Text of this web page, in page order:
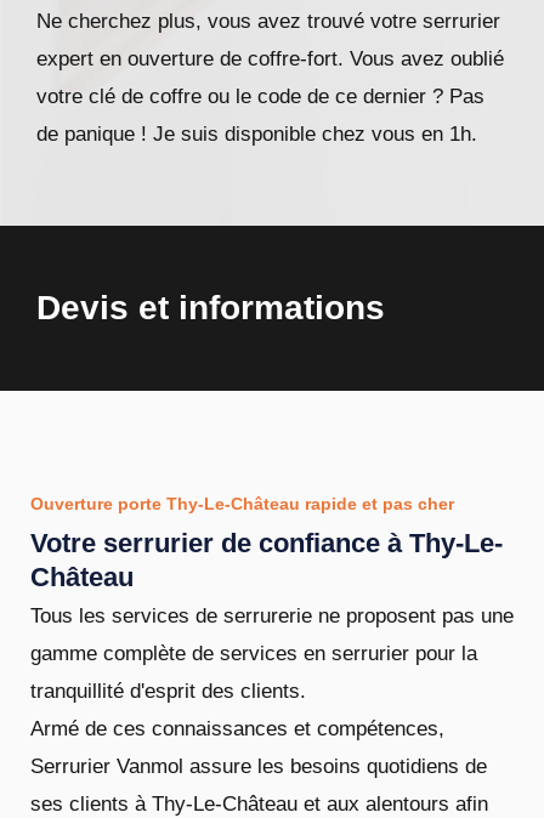
Ne cherchez plus, vous avez trouvé votre serrurier
expert en ouverture de coffre-fort. Vous avez oublié
votre clé de coffre ou le code de ce dernier ? Pas
de panique ! Je suis disponible chez vous en 1h.
Devis et informations
Ouverture porte Thy-Le-Château rapide et pas cher
Votre serrurier de confiance à Thy-Le-
Château
Tous les services de serrurerie ne proposent pas une
gamme complète de services en serrurier pour la
tranquillité d'esprit des clients.
Armé de ces connaissances et compétences,
Serrurier Vanmol assure les besoins quotidiens de
ses clients à Thy-Le-Château et aux alentours afin